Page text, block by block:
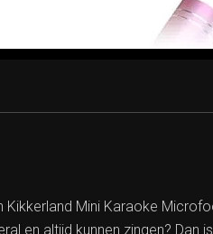
Mini Karaoke
en altijd kunnen zingen? Dan